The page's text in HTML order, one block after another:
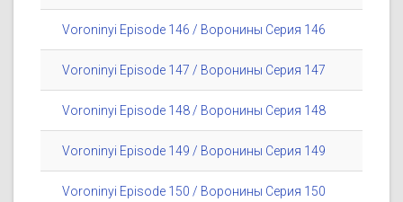
Voroninyi Episode 146 / Воронины Серия 146
Voroninyi Episode 147 / Воронины Серия 147
Voroninyi Episode 148 / Воронины Серия 148
Voroninyi Episode 149 / Воронины Серия 149
Voroninyi Episode 150 / Воронины Серия 150